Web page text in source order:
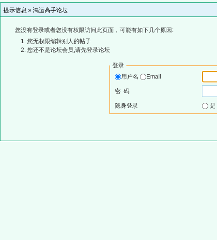
提示信息 » 鸿运高手论坛
您没有登录或者您没有权限访问此页面，可能有如下几个原因:
您无权限编辑别人的帖子
您还不是论坛会员,请先登录论坛
登录
用户名
Email
密 码
隐身登录